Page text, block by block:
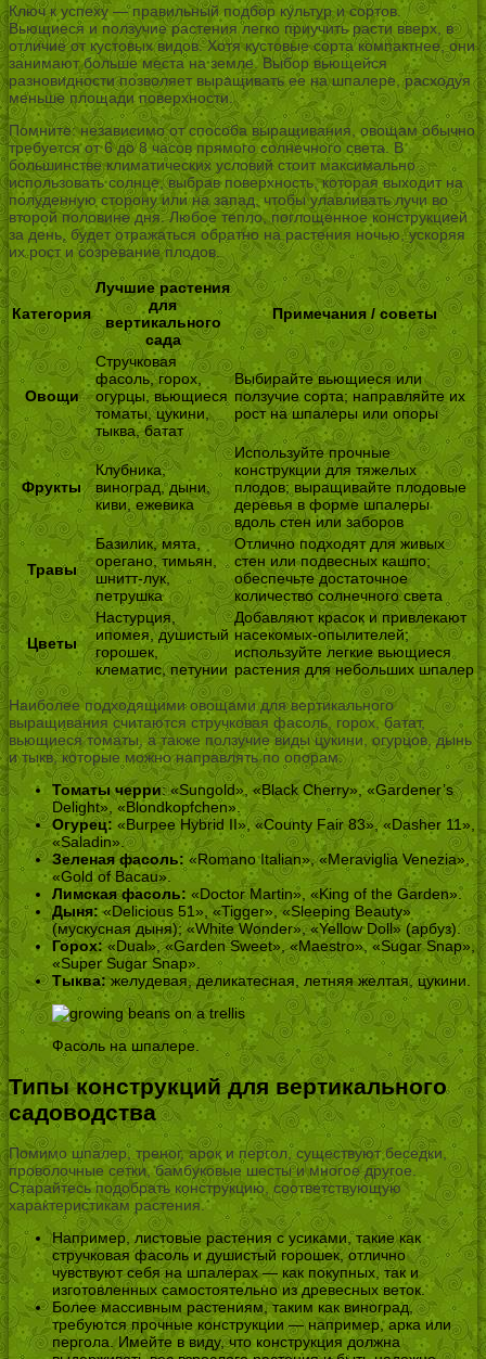
Ключ к успеху — правильный подбор культур и сортов.
Вьющиеся и ползучие растения легко приучить расти вверх, в
отличие от кустовых видов. Хотя кустовые сорта компактнее, они
занимают больше места на земле. Выбор вьющейся
разновидности позволяет выращивать ее на шпалере, расходуя
меньше площади поверхности.
Помните: независимо от способа выращивания, овощам обычно
требуется от 6 до 8 часов прямого солнечного света. В
большинстве климатических условий стоит максимально
использовать солнце, выбрав поверхность, которая выходит на
полуденную сторону или на запад, чтобы улавливать лучи во
второй половине дня. Любое тепло, поглощенное конструкцией
за день, будет отражаться обратно на растения ночью, ускоряя
их рост и созревание плодов.
Категория
Лучшие растения
для
вертикального
сада
Примечания / советы
Овощи
Стручковая
фасоль, горох,
огурцы, вьющиеся
томаты, цукини,
тыква, батат
Выбирайте вьющиеся или
ползучие сорта; направляйте их
рост на шпалеры или опоры
Фрукты
Клубника,
виноград, дыни,
киви, ежевика
Используйте прочные
конструкции для тяжелых
плодов; выращивайте плодовые
деревья в форме шпалеры
вдоль стен или заборов
Травы
Базилик, мята,
орегано, тимьян,
шнитт-лук,
петрушка
Отлично подходят для живых
стен или подвесных кашпо;
обеспечьте достаточное
количество солнечного света
Цветы
Настурция,
ипомея, душистый
горошек,
клематис, петунии
Добавляют красок и привлекают
насекомых-опылителей;
используйте легкие вьющиеся
растения для небольших шпалер
Наиболее подходящими овощами для вертикального
выращивания считаются стручковая фасоль, горох, батат,
вьющиеся томаты, а также ползучие виды цукини, огурцов, дынь
и тыкв, которые можно направлять по опорам.
Томаты черри: «Sungold», «Black Cherry», «Gardener’s
Delight», «Blondkopfchen».
Огурец: «Burpee Hybrid II», «County Fair 83», «Dasher 11»,
«Saladin».
Зеленая фасоль: «Romano Italian», «Meraviglia Venezia»,
«Gold of Bacau».
Лимская фасоль: «Doctor Martin», «King of the Garden».
Дыня:«Delicious 51», «Tigger», «Sleeping Beauty»
(мускусная дыня); «White Wonder», «Yellow Doll» (арбуз).
Горох:«Dual», «Garden Sweet», «Maestro», «Sugar Snap»,
«Super Sugar Snap».
Тыква:желудевая, деликатесная, летняя желтая, цукини.
Фасоль на шпалере.
Типы конструкций для вертикального
садоводства
Помимо шпалер, треног, арок и пергол, существуют беседки,
проволочные сетки, бамбуковые шесты и многое другое.
Старайтесь подобрать конструкцию, соответствующую
характеристикам растения.
Например, листовые растения с усиками, такие как
стручковая фасоль и душистый горошек, отлично
чувствуют себя на шпалерах — как покупных, так и
изготовленных самостоятельно из древесных веток.
Более массивным растениям, таким как виноград,
требуются прочные конструкции — например, арка или
пергола. Имейте в виду, что конструкция должна